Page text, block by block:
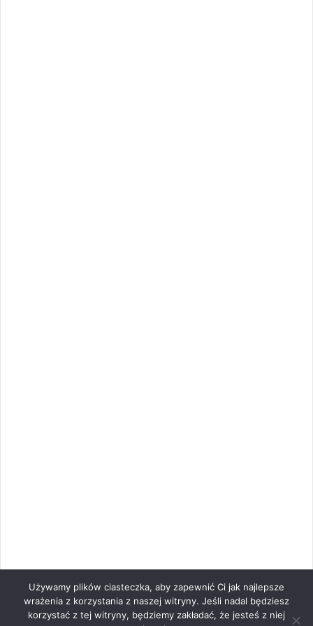
Używamy plików ciasteczka, aby zapewnić Ci jak najlepsze
wrażenia z korzystania z naszej witryny. Jeśli nadal będziesz
korzystać z tej witryny, będziemy zakładać, że jesteś z niej